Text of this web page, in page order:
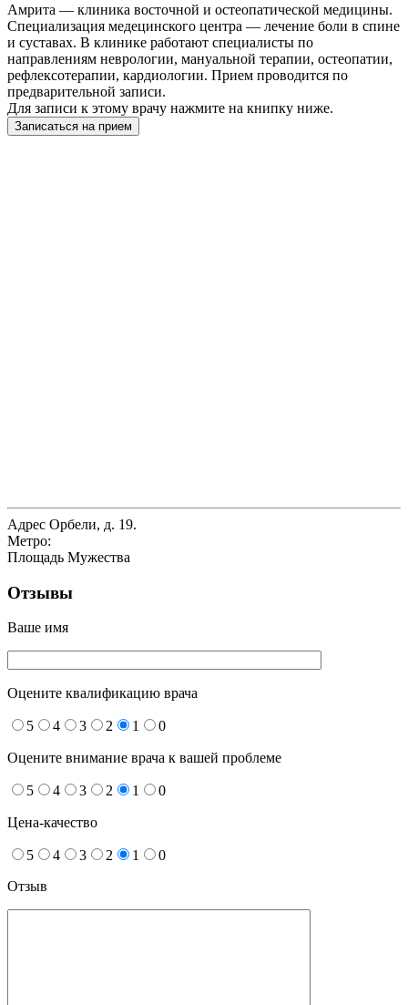
Амрита — клиника восточной и остеопатической медицины.
Специализация медецинского центра — лечение боли в спине
и суставах. В клинике работают специалисты по
направлениям неврологии, мануальной терапии, остеопатии,
рефлексотерапии, кардиологии. Прием проводится по
предварительной записи.
Для записи к этому врачу нажмите на книпку ниже.
Записаться на прием
Адрес Орбели, д. 19.
Метро:
Площадь Мужества
Отзывы
Ваше имя
Оцените квалификацию врача
5 4 3 2 1 0
Оцените внимание врача к вашей проблеме
5 4 3 2 1 0
Цена-качество
5 4 3 2 1
0
Отзыв